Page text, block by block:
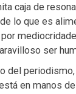
caja de
lo que es
ser
del
en manos